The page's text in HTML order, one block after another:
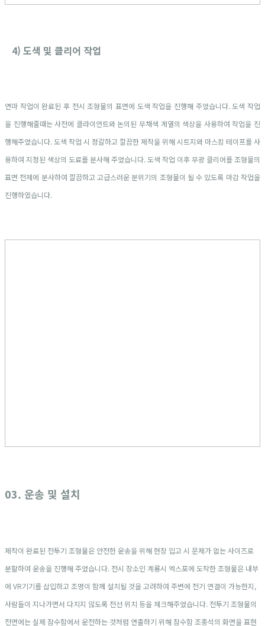
4) 도색 및 클리어 작업
연마 작업이 완료된 후 전시 조형물의 표면에 도색 작업을 진행해 주었습니다. 도색 작업
을 진행해줄때는 사전에 클라이언트와 논의된 무채색 계열의 색상을 사용하여 작업을 진
행해주었습니다. 도색 작업 시 정갈하고 깔끔한 제작을 위해 시트지와 마스킹 테이프를 사
용하여 지정된 색상의 도료를 분사해 주었습니다. 도색 작업 이후 무광 클리어를 조형물의
표면 전체에 분사하여 깔끔하고 고급스러운 분위기의 조형물이 될 수 있도록 마감 작업을
진행하였습니다.
03. 운송 및 설치
제작이 완료된 전투기 조형물은 안전한 운송을 위해 현장 입고 시 문제가 없는 사이즈로
분할하여 운송을 진행해 주었습니다. 전시 장소인 계룡시 엑스포에 도착한 조형물은 내부
에 VR기기를 삽입하고 조명이 함께 설치될 것을 고려하여 주변에 전기 연결이 가능한지,
사람들이 지나가면서 다치지 않도록 전선 위치 등을 체크해주었습니다. 전투기 조형물의
전면에는 실제 잠수함에서 운전하는 것처럼 연출하기 위해 잠수함 조종석의 화면을 표현